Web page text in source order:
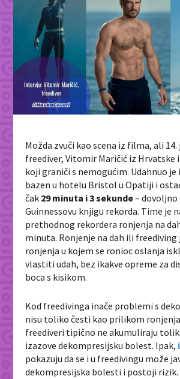
Možda zvuči kao scena iz filma, ali
freediver, Vitomir Maričić iz Hrvatske
koji graniči s nemogućim. Udahnuo je
bazen u hotelu Bristol u Opatiji i
čak 29 minuta i 3 sekunde– dovoljno
Guinnessovu knjigu rekorda. Time je
prethodnog rekordera ronjenja na
minuta. Ronjenje na dah ili
ronjenja u kojem se ronioc oslanja
vlastiti udah, bez ikakve opreme za
boca s kisikom.
Kod freedivinga inače problemi s
nisu toliko česti kao prilikom
freediveri tipično ne akumuliraju
izazove dekompresijsku bolest. Ipak,
pokazuju da se i u freedivingu može
dekompresijska bolesti i postoji rizik.